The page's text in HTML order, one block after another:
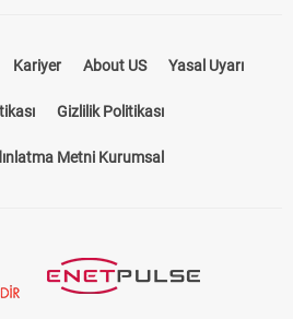
Kariyer About US Yasal Uyarı
Gizlilik Politikası
Metni Kurumsal